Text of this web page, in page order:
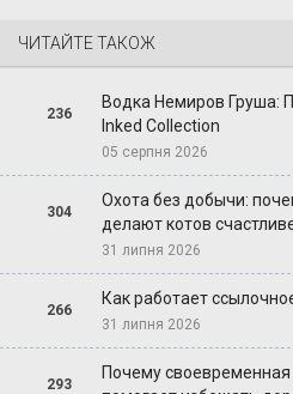
ЧИТАЙТЕ ТАКОЖ
236
Водка Немиров Груша:
Inked Collection
05 серпня 2026
304
Охота без добычи:
делают котов
31 липня 2026
266
Как работает
31 липня 2026
293
Почему